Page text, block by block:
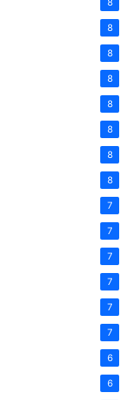
8
8
8
8
8
8
8
7
7
7
7
7
7
6
6